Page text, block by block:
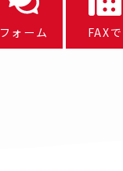
フォーム FAXで